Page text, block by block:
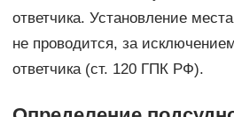
ответчика. Установление
не проводится, за
ответчика (ст. 120 ГПК РФ).